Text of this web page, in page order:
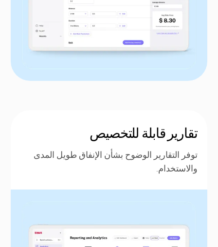
تقارير قابلة للتخصيص
توفر التقارير الوضوح بشأن الإنفاق طويل المدى
والاستخدام.